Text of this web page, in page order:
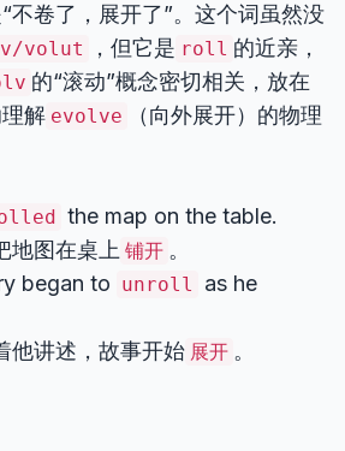
不卷了，展开了”。这个词虽然没
volut ，但它是 roll 的近亲，
的“滚动”概念密切相关，放在
解 evolve
（向外展开）的物理
the map on the table.
地图在桌上 铺开 。
began to unroll
as he
他讲述，故事开始 展开 。